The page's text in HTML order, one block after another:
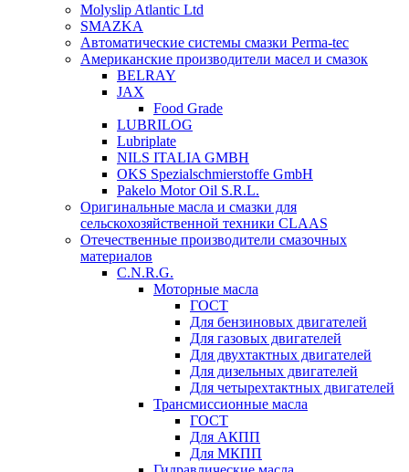
Molyslip Atlantic Ltd
SMAZKA
Автоматические системы смазки Perma-tec
Американские производители масел и смазок
BELRAY
JAX
Food Grade
LUBRILOG
Lubriplate
NILS ITALIA GMBH
OKS Spezialschmierstoffe GmbH
Pakelo Motor Oil S.R.L.
Оригинальные масла и смазки для
сельскохозяйственной техники CLAAS
Отечественные производители смазочных
материалов
C.N.R.G.
Моторные масла
ГОСТ
Для бензиновых двигателей
Для газовых двигателей
Для двухтактных двигателей
Для дизельных двигателей
Для четырехтактных двигателей
Трансмиссионные масла
ГОСТ
Для АКПП
Для МКПП